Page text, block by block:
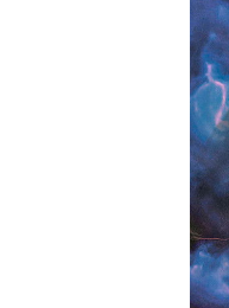
DC